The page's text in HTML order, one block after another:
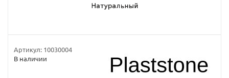
Артикул: 10030004
В наличии